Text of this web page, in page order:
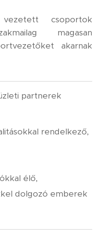
csoportok
magasan
akarnak
partnerek
rendelkező,
élő,
dolgozó emberek